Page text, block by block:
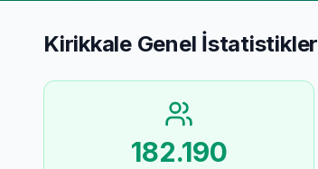
KirikkaleGenel İstatistikler
182.190